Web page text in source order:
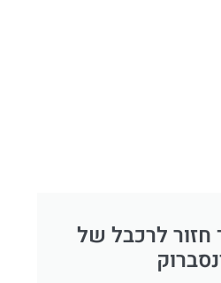
חזור לרכבל של